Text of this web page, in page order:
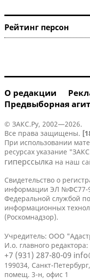
О редакции
Предвыборная
© ЗАКС.Ру, 2002—2026.
Все права защищены.
При использовании
ресурсах указание
гиперссылка на наш
Свидетельство о
информации ЭЛ №ФС77-
Федеральной службой
информационных
(Роскомнадзор).
Учредитель: ООО
И.о. главного
+7 (931) 287-80-09
199034, Санкт-
помещ. 3-н, офис 1